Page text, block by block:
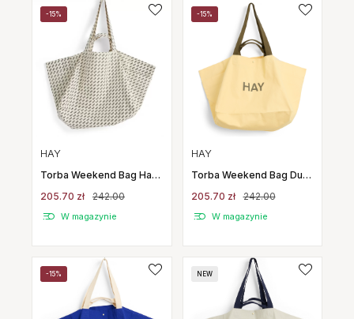
-15%
HAY
Torba Weekend Bag Hay
205.70 zł 242.00
W magazynie
-15%
HAY
Torba Weekend Bag Duża
205.70 zł 242.00
W magazynie
-15% NEW